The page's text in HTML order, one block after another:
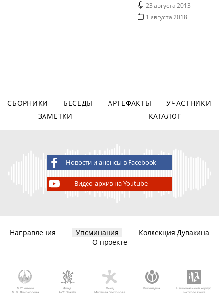
23 августа 2013
1 августа 2018
СБОРНИКИ БЕСЕДЫ АРТЕФАКТЫ
УЧАСТНИКИ
ЗАМЕТКИ
КАТАЛОГ
Новости и анонсы в Facebook
Видео-архив на Youtube
Направления Упоминания
Коллекция Дувакина
О проекте
МГУ имени
М.В. Ломоносова
Фонд
AVC Charity
Фонд
Михаила Прохорова
Викимедиа
Национальный корпус
русского языка